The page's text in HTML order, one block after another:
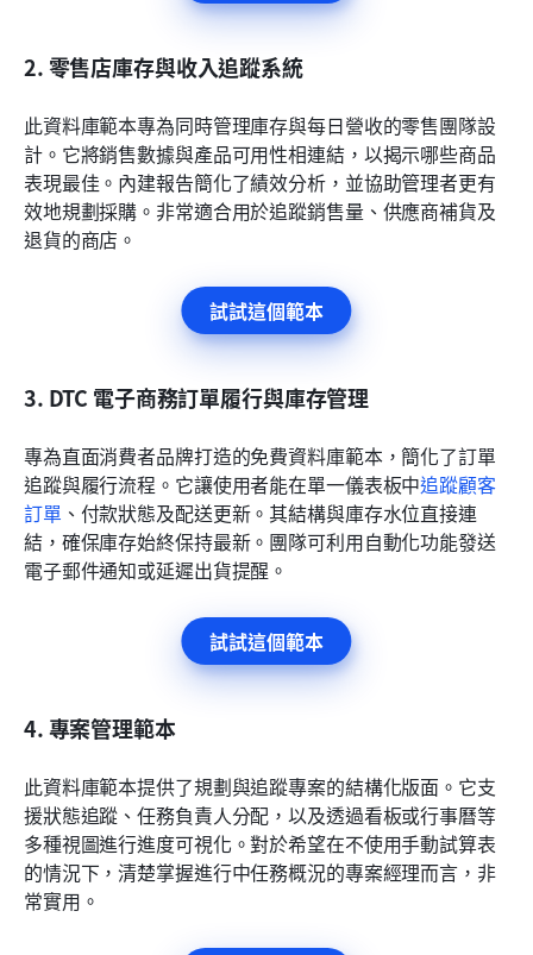
2. 零售店庫存與收入追蹤系統
此資料庫範本專為同時管理庫存與每日營收的零售團隊設
計。它將銷售數據與產品可用性相連結，以揭示哪些商品
表現最佳。內建報告簡化了績效分析，並協助管理者更有
效地規劃採購。非常適合用於追蹤銷售量、供應商補貨及
退貨的商店。
試試這個範本
3. DTC 電子商務訂單履行與庫存管理
專為直面消費者品牌打造的免費資料庫範本，簡化了訂單
追蹤與履行流程。它讓使用者能在單一儀表板中追蹤顧客
訂單 、付款狀態及配送更新。其結構與庫存水位直接連
結，確保庫存始終保持最新。團隊可利用自動化功能發送
電子郵件通知或延遲出貨提醒。
試試這個範本
4. 專案管理範本
此資料庫範本提供了規劃與追蹤專案的結構化版面。它支
援狀態追蹤、任務負責人分配，以及透過看板或行事曆等
多種視圖進行進度可視化。對於希望在不使用手動試算表
的情況下，清楚掌握進行中任務概況的專案經理而言，非
常實用。